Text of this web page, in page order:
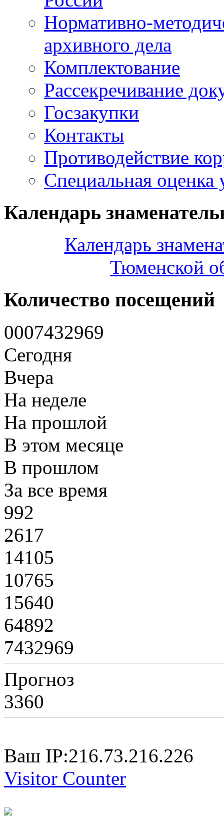
Нормативно-
архивного дела
Комплектование
Рассекречивание
Госзакупки
Контакты
Противодействие
Специальная оценка
Календарь
Календарь
Тюменской
Количество посещений
0007432969
Сегодня
Вчера
На неделе
На прошлой
В этом месяце
В прошлом
За все время
992
2617
14105
10765
15640
64892
7432969
Прогноз
3360
Ваш IP:216.73.216.226
Visitor Counter